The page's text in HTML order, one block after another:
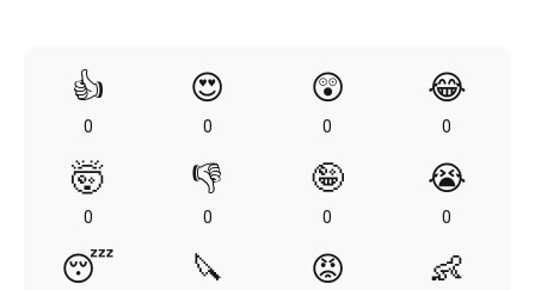
👍
0
😍
0
😲
0
😂
0
🤯
0
👎
0
🤪
0
😭
0
😴 🔪 😡 👶